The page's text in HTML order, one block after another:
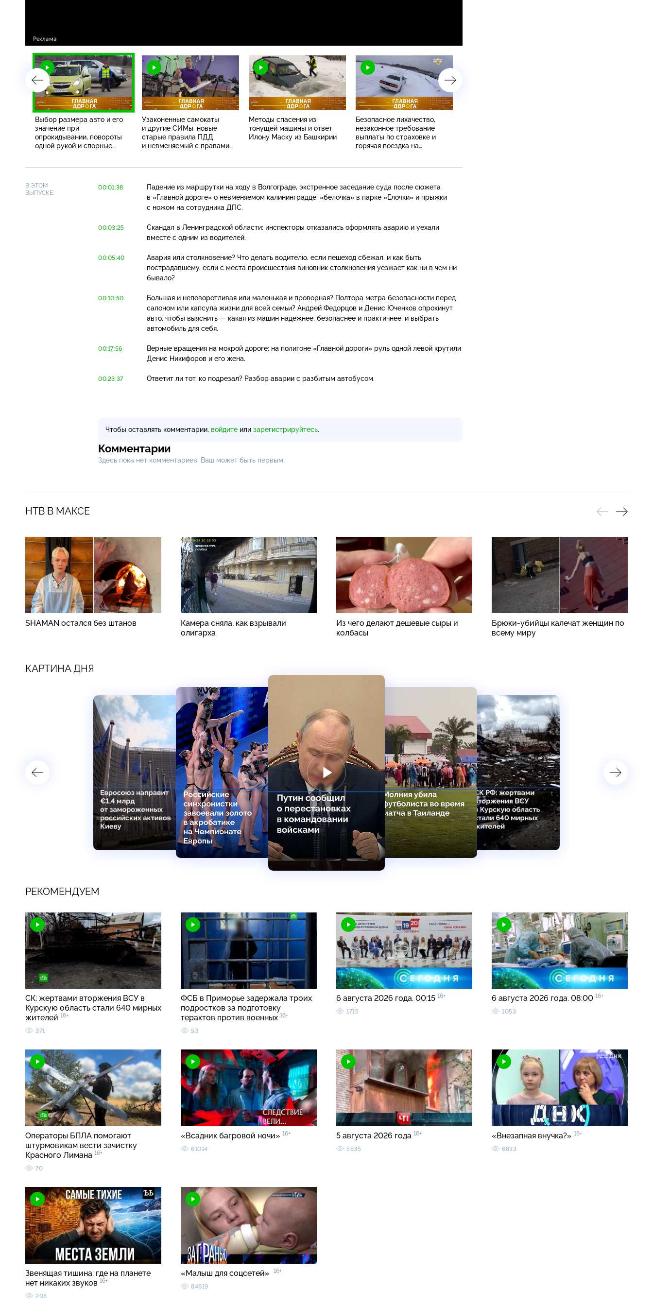
Выбор размера авто и его
значение при
опрокидывании, повороты
одной рукой и спорные
Узаконенные самокаты
и другие СИМы, новые
старые правила ПДД
и невменяемый с правами
Методы спасения из
тонущей машины и ответ
Илону Маску из Башкирии
Безопасное лихачество,
незаконное требование
выплаты по страховке и
горячая поездка на
В ЭТОМ
ВЫПУСКЕ:
00:01:38
Падение из маршрутки на ходу в Волгограде, экстренное заседание суда после сюжета
в «Главной дороге» о невменяемом калининградце, «белочка» в парке «Елочки» и прыжки
с ножом на сотрудника ДПС.
00:03:25
Скандал в Ленинградской области: инспекторы отказались оформлять аварию и уехали
вместе с одним из водителей.
00:05:40
Авария или столкновение? Что делать водителю, если пешеход сбежал, и как быть
пострадавшему, если с места происшествия виновник столкновения уезжает как ни в чем ни
бывало?
00:10:50
Большая и неповоротливая или маленькая и проворная? Полтора метра безопасности перед
салоном или капсула жизни для всей семьи? Андрей Федорцов и Денис Юченков опрокинут
авто, чтобы выяснить — какая из машин надежнее, безопаснее и практичнее, и выбрать
автомобиль для себя.
00:17:56
Верные вращения на мокрой дороге: на полигоне «Главной дороги» руль одной левой крутили
Денис Никифоров и его жена.
00:23:37 Ответит ли тот, ко подрезал? Разбор аварии с разбитым автобусом.
Чтобы оставлять комментарии, войдите или зарегистрируйтесь.
Комментарии
Здесь пока нет комментариев, Ваш может быть первым.
НТВ В МАКСЕ
SHAMAN остался без штанов
Камера сняла, как взрывали
олигарха
Из чего делают дешевые сыры и
колбасы
Брюки-убийцы калечат женщин по
всему миру
КАРТИНА ДНЯ
РЕКОМЕНДУЕМ
СК: жертвами вторжения ВСУ в
Курскую область стали 640 мирных
жителей 16+
371
ФСБ в Приморье задержала троих
подростков за подготовку
терактов против военных 16+
53
6 августа 2026 года. 00:15 16+
1715
6 августа 2026 года. 08:00 16+
1053
Операторы БПЛА помогают
штурмовикам вести зачистку
Красного Лимана 16+
70
«Всадник багровой ночи» 16+
61014
5 августа 2026 года 16+
5835
«Внезапная внучка?» 16+
6833
Звенящая тишина: где на планете
нет никаких звуков 16+
208
«Малыш для соцсетей» 16+
84619